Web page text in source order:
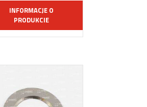
INFORMACJE O
PRODUKCIE